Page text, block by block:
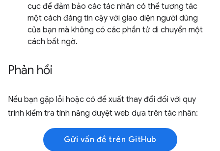
cục để đảm bảo các tác nhân có thể tương tác
một cách đáng tin cậy với giao diện người dùng
của bạn mà không có các phần tử di chuyển một
cách bất ngờ.
Phản hồi
Nếu bạn gặp lỗi hoặc có đề xuất thay đổi đối với quy
trình kiểm tra tính năng duyệt web dựa trên tác nhân:
Gửi vấn đề trên GitHub